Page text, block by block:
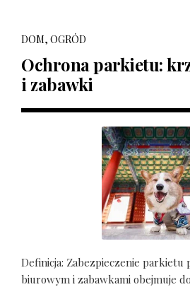
DOM, OGRÓD
Ochrona parkietu:
i zabawki
Definicja: Zabezpieczenie parkietu
biurowym i zabawkami obejmuje